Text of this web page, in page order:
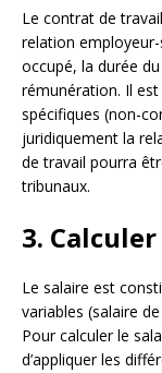
Le contrat de
relation
occupé, la durée
rémunération. Il est
spécifiques (non-
juridiquement la
de travail pourra
tribunaux.
3.
Le salaire est
variables (salaire
Pour calculer le
d’appliquer les